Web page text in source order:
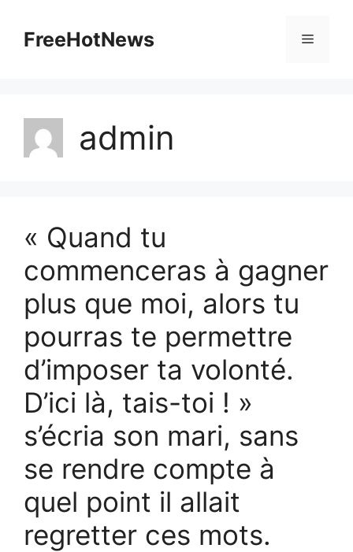
contentFreeHotNews Menu
admin
« Quand tu
commenceras à gagner
plus que moi, alors tu
pourras te permettre
d’imposer ta volonté.
D’ici là, tais-toi ! »
s’écria son mari, sans
se rendre compte à
quel point il allait
regretter ces mots.